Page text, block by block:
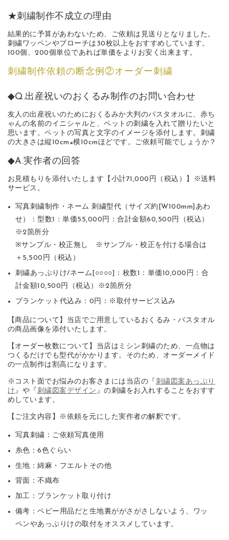
★刺繍制作不成立の理由
結果的に予算があわないため、ご依頼は見送りとなりました。
刺繍ワッペンやブローチは30枚以上をおすすめしています。
100個、200個単位であれば単価をよりお安く出来ます。
刺繍制作依頼の断念例②オーダー刺繍
◆Q.出産祝いのおくるみ制作のお問い合わせ
友人の出産祝いのためにおくるみか大判のバスタオルに、赤ち
ゃんの名前のイニシャルと、ペットの刺繍を入れて贈りたいと
思います。ペットの写真と文字のイメージを添付します。刺繍
の大きさは縦10cm×横10cmほどです。ご依頼可能でしょうか？
◆A.実作者の回答
お見積もりを添付いたします【小計71,000円（税込）】※送料
サービス。
写真刺繍制作・ネーム 刺繍型代（サイズ約[W100mm]あわ
せ）：型数1：単価55,000円：合計金額60,500円（税込）
※2箇所分
※サンプル・校正無し ※サンプル・校正を付ける場合は
＋5,500円（税込）
刺繍あっぷりけ/ネーム[○○○○]：枚数1：単価10,000円：合
計金額10,500円（税込）※2箇所分
ブランケット代込み：0円：※取付サービス込み
【商品について】当店でご用意しているおくるみ・バスタオル
の商品画像を添付いたします。
【オーダー枚数について】当店はミシン刺繍のため、一点物は
つくるだけでも型代がかかります。そのため、オーダーメイド
の一点制作は割高になります。
※コスト面でお悩みのお客さまには当店の『 刺繍図案あっぷり
け 』や『 刺繍図案デザイン 』の刺繍をお入れすることをおすす
めしています。
【ご注文内容】※依頼を元にした実作者の解釈です。
写真刺繍：ご依頼写真使用
糸色：6色ぐらい
生地：綿麻・フエルトその他
背面：不織布
加工：ブランケット取り付け
備考：ベビー用品だと生地裏ががさがさしないよう、ワッ
ペンやあっぷりけの取付をオススメしています。